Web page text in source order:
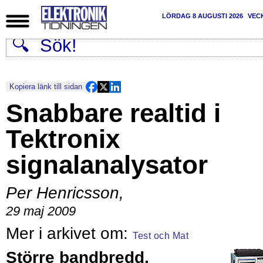
LÖRDAG 8 AUGUSTI 2026
Kopiera länk till sidan
Snabbare realtid i
Tektronix
signalanalysator
Per Henricsson,
29 maj 2009
Test och Mat
Större bandbredd,